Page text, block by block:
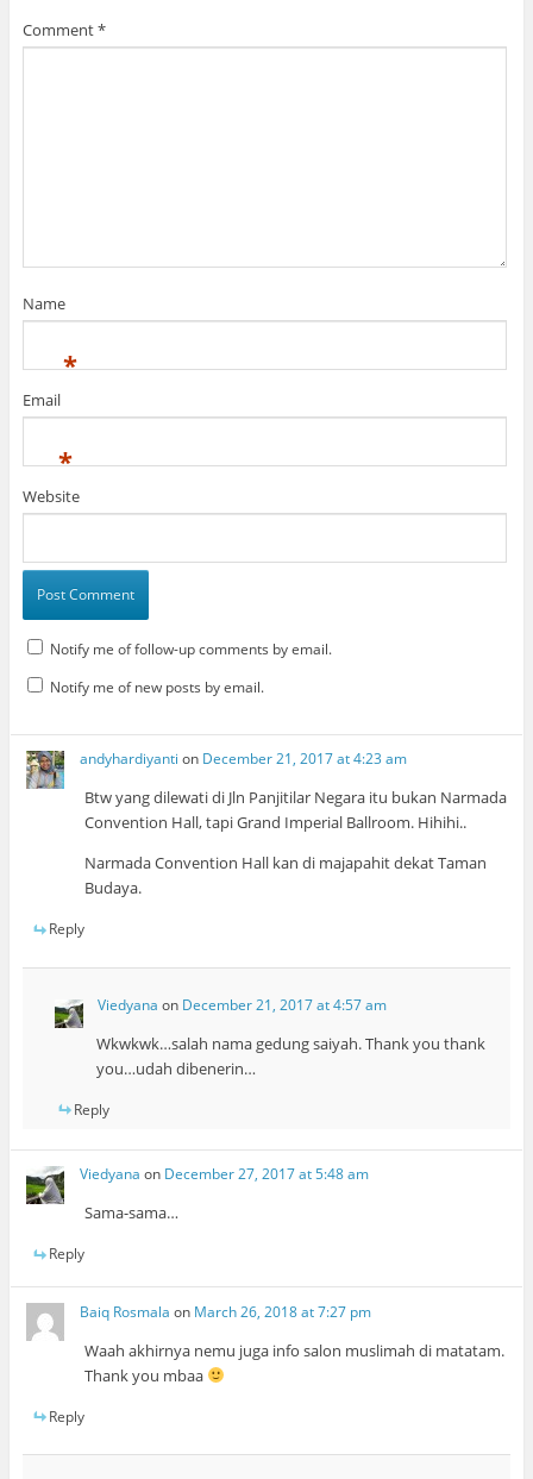
Comment*
Name
*
Email
*
Website
Notify me of follow-up comments by email.
Notify me of new posts by email.
andyhardiyanti on December 21, 2017 at 4:23 am
Btw yang dilewati di Jln Panjitilar Negara itu bukan Narmada
Convention Hall, tapi Grand Imperial Ballroom. Hihihi..
Narmada Convention Hall kan di majapahit dekat Taman
Budaya.
Reply
Viedyana on December 21, 2017 at 4:57 am
Wkwkwk…salah nama gedung saiyah. Thank you thank
you…udah dibenerin…
Reply
Viedyana on December 27, 2017 at 5:48 am
Sama-sama…
Reply
Baiq Rosmala on March 26, 2018 at 7:27 pm
Waah akhirnya nemu juga info salon muslimah di matatam.
Thank you mbaa
Reply